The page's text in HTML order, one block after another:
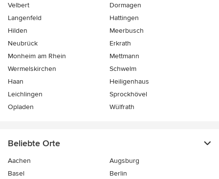
Velbert
Dormagen
Langenfeld
Hattingen
Hilden
Meerbusch
Neubrück
Erkrath
Monheim am Rhein
Mettmann
Wermelskirchen
Schwelm
Haan
Heiligenhaus
Leichlingen
Sprockhövel
Opladen
Wülfrath
Beliebte Orte
Aachen
Augsburg
Basel
Berlin